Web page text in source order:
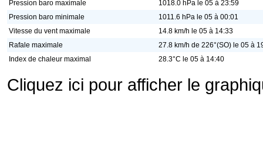
Pression baro maximale
1018.0 hPa le 05 à 23:59
Pression baro minimale
1011.6 hPa le 05 à 00:01
Vitesse du vent maximale
14.8 km/h le 05 à 14:33
Rafale maximale
27.8 km/h de 226°(SO) le 05 à
Index de chaleur maximal
28.3°C le 05 à 14:40
Cliquez ici pour afficher le